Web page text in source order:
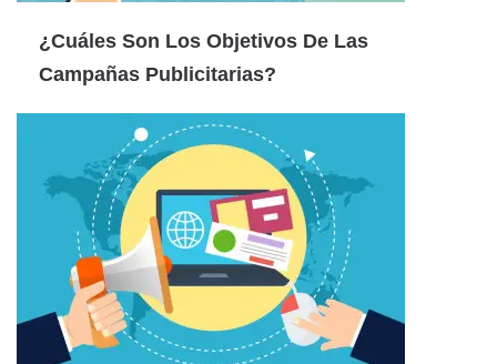
¿Cuáles Son Los Objetivos De Las
Campañas Publicitarias?